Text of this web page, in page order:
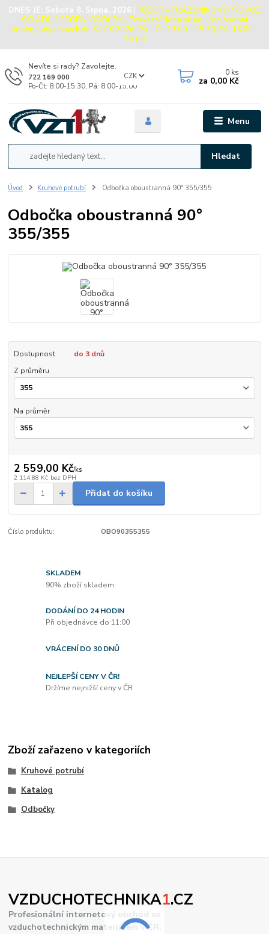
DNES JE: Sobota 8. Srpna, 2026 | POZOR - PRÁZDNINOVÝ PROVOZ
SKLADU / OSOBNÍ ODBĚRY - Provozní doba skladu pro osobní
odběry objednávek do 31.08.2026: Po - Čt: 13:00 - 15:30, Pá: 13:00 -
15:00
Menu
CZK
Hledat
Nevíte si rady? Zavolejte.
722 169 000
Po-Čt: 8:00-15:30, Pá: 8:00-15:00
0 ks
za 0,00 Kč
Úvod Kruhové potrubí Odbočka oboustranná 90° 355/355
Odbočka oboustranná 90°
355/355
Dostupnost
do 3 dnů
Z průměru
Na průměr
2 559,00 Kč/ks
2 114,88 Kč bez DPH
Přidat do košíku
Číslo produktu: OBO90355355
SKLADEM
90% zboží skladem
DODÁNÍ DO 24 HODIN
Při objednávce do 11:00
VRÁCENÍ DO 30 DNŮ
NEJLEPŠÍ CENY V ČR!
Držíme nejnižší ceny v ČR
Zboží zařazeno v kategoriích
Kruhové potrubí
Katalog
Odbočky
VZDUCHOTECHNIKA1.CZ
Profesionální internetový obchod se
vzduchotechnickým materiálem v ČR.